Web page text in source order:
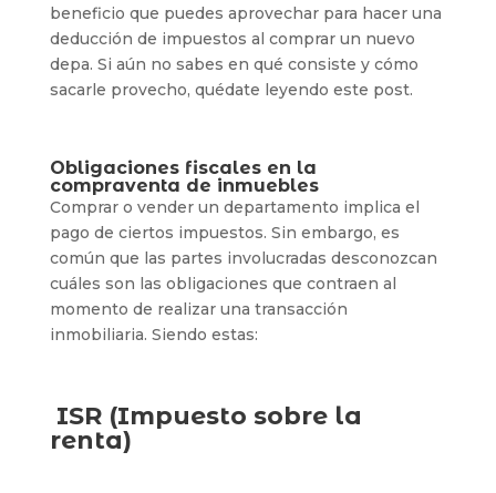
beneficio que puedes aprovechar para hacer una
deducción de impuestos al comprar un nuevo
depa. Si aún no sabes en qué consiste y cómo
sacarle provecho, quédate leyendo este post.
Obligaciones fiscales en la
compraventa de inmuebles
Comprar o vender un departamento implica el
pago de ciertos impuestos. Sin embargo, es
común que las partes involucradas desconozcan
cuáles son las obligaciones que contraen al
momento de realizar una transacción
inmobiliaria. Siendo estas:
ISR (Impuesto sobre la
renta)